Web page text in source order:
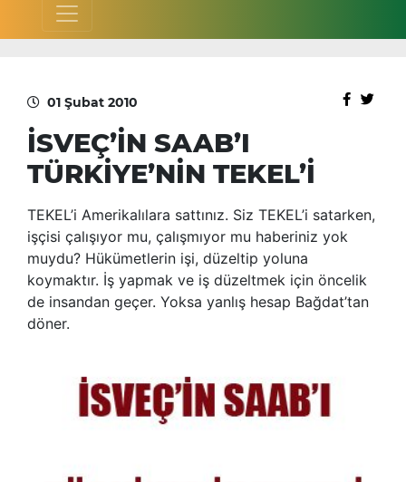
01 Şubat 2010
İSVEÇ’İN SAAB’I
TÜRKİYE’NİN TEKEL’İ
TEKEL’i Amerikalılara sattınız. Siz TEKEL’i satarken,
işçisi çalışıyor mu, çalışmıyor mu haberiniz yok
muydu? Hükümetlerin işi, düzeltip yoluna
koymaktır. İş yapmak ve iş düzeltmek için öncelik
de insandan geçer. Yoksa yanlış hesap Bağdat’tan
döner.